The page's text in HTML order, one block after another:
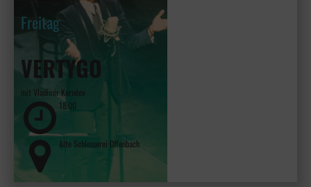
Freitag
VERTYGO
mit Vladimir Kornéev
18:00
Alte Schlosserei Offenbach